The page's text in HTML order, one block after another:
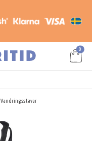
0
Vandringsstavar